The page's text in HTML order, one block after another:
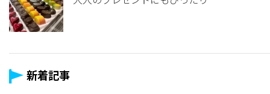
新着記事